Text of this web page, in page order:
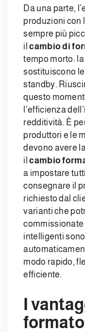
Da una parte,
produzioni con
sempre più
ilcambio di
tempo morto:
sostituiscono
standby.
questo
l’efficienza
redditività. È
produttori e le
devono avere
ilcambio
a impostare
consegnare il
richiesto dal
varianti che
commissionate
intelligenti
modo rapido,
efficiente.
I